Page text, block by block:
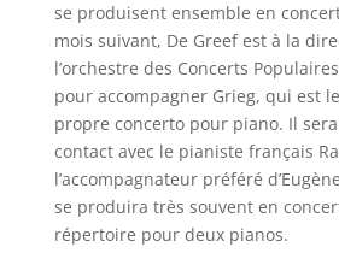
se produisent ensemble en
mois suivant, De Greef est à la
l’orchestre des Concerts
pour accompagner Grieg, qui est
propre concerto pour piano. Il
contact avec le pianiste français
l’accompagnateur préféré
se produira très souvent en
répertoire pour deux pianos.